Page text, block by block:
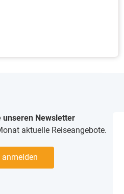
unseren Newsletter
aktuelle Reiseangebote.